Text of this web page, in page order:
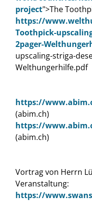
project">The
https://
Toothpick-
2pager-
upscaling-striga-
Welthungerhilfe.pdf
https://
(abim.ch)
https://
(abim.ch)
Vortrag von Herrn
Veranstaltung:
https://